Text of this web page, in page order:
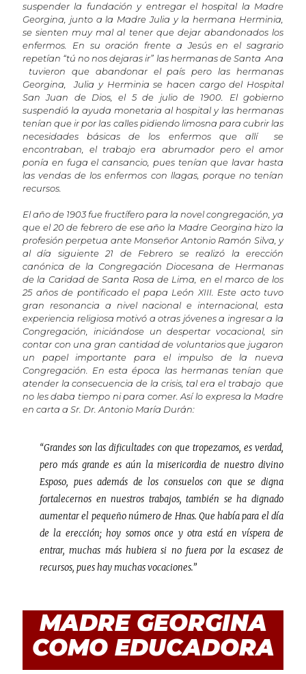
suspender la fundación y entregar el hospital la Madre
Georgina, junto a la Madre Julia y la hermana Herminia,
se sienten muy mal al tener que dejar abandonados los
enfermos. En su oración frente a Jesús en el sagrario
repetían “tú no nos dejaras ir” las hermanas de Santa Ana
tuvieron que abandonar el país pero las hermanas
Georgina, Julia y Herminia se hacen cargo del Hospital
San Juan de Dios, el 5 de julio de 1900. El gobierno
suspendió la ayuda monetaria al hospital y las hermanas
tenían que ir por las calles pidiendo limosna para cubrir las
necesidades básicas de los enfermos que allí se
encontraban, el trabajo era abrumador pero el amor
ponía en fuga el cansancio, pues tenían que lavar hasta
las vendas de los enfermos con llagas, porque no tenían
recursos.
El año de 1903 fue fructífero para la novel congregación, ya
que el 20 de febrero de ese año la Madre Georgina hizo la
profesión perpetua ante Monseñor Antonio Ramón Silva, y
al día siguiente 21 de Febrero se realizó la erección
canónica de la Congregación Diocesana de Hermanas
de la Caridad de Santa Rosa de Lima, en el marco de los
25 años de pontificado el papa León XIII. Este acto tuvo
gran resonancia a nivel nacional e internacional, esta
experiencia religiosa motivó a otras jóvenes a ingresar a la
Congregación, iniciándose un despertar vocacional, sin
contar con una gran cantidad de voluntarios que jugaron
un papel importante para el impulso de la nueva
Congregación. En esta época las hermanas tenían que
atender la consecuencia de la crisis, tal era el trabajo que
no les daba tiempo ni para comer. Así lo expresa la Madre
en carta a Sr. Dr. Antonio María Durán:
“Grandes son las dificultades con que tropezamos, es verdad,
pero más grande es aún la misericordia de nuestro divino
Esposo, pues además de los consuelos con que se digna
fortalecernos en nuestros trabajos, también se ha dignado
aumentar el pequeño número de Hnas. Que había para el día
de la erección; hoy somos once y otra está en víspera de
entrar, muchas más hubiera si no fuera por la escasez de
recursos, pues hay muchas vocaciones.”
MADRE GEORGINA
COMO EDUCADORA